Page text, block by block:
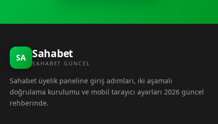
SA Sahabet
SAHABET GÜNCEL
Sahabet üyelik paneline giriş adımları, iki aşamalı
doğrulama kurulumu ve mobil tarayıcı ayarları 2026 güncel
rehberinde.